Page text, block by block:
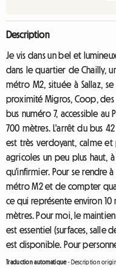
Description
Je vis dans un bel et
dans le quartier de Chailly,
métro M2, située à Sallaz,
proximité Migros, Coop, des
bus numéro 7, accessible
700 mètres. L'arrêt du bus
est très verdoyant, calme et
agricoles un peu plus haut,
qu'infirmier. Pour se rendre
métro M2 et de compter
ce qui représente environ 10
mètres. Pour moi, le
est essentiel (surfaces, salle
est disponible. Pour
Traduction automatique- Description